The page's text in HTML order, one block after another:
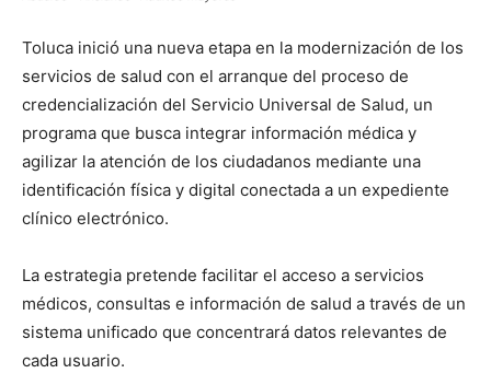
Toluca inició una nueva etapa en la modernización de los
servicios de salud con el arranque del proceso de
credencialización del Servicio Universal de Salud, un
programa que busca integrar información médica y
agilizar la atención de los ciudadanos mediante una
identificación física y digital conectada a un expediente
clínico electrónico.
La estrategia pretende facilitar el acceso a servicios
médicos, consultas e información de salud a través de un
sistema unificado que concentrará datos relevantes de
cada usuario.